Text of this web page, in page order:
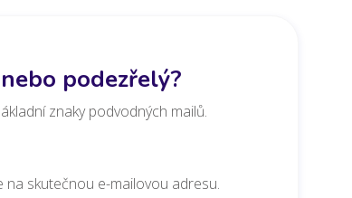
podezřelý?
znaky podvodných mailů.
na skutečnou e-mailovou adresu.